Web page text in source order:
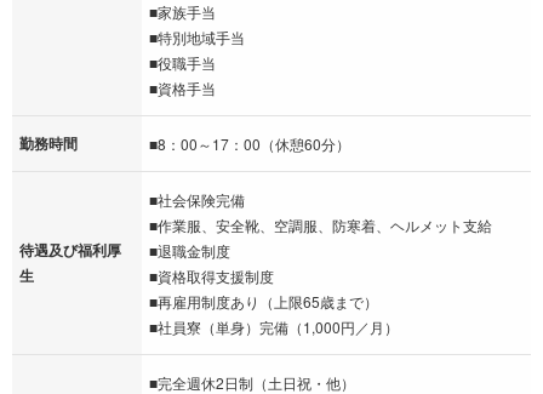
■家族手当
■特別地域手当
■役職手当
■資格手当
勤務時間 ■8：00～17：00（休憩60分）
待遇及び福利厚
生
■社会保険完備
■作業服、安全靴、空調服、防寒着、ヘルメット支給
■退職金制度
■資格取得支援制度
■再雇用制度あり（上限65歳まで）
■社員寮（単身）完備（1,000円／月）
■完全週休2日制（土日祝・他）